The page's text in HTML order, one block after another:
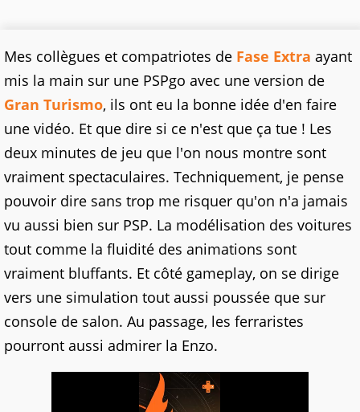
Mes collègues et compatriotes de Fase Extra ayant
mis la main sur une PSPgo avec une version de
Gran Turismo, ils ont eu la bonne idée d'en faire
une vidéo. Et que dire si ce n'est que ça tue ! Les
deux minutes de jeu que l'on nous montre sont
vraiment spectaculaires. Techniquement, je pense
pouvoir dire sans trop me risquer qu'on n'a jamais
vu aussi bien sur PSP. La modélisation des voitures
tout comme la fluidité des animations sont
vraiment bluffants. Et côté gameplay, on se dirige
vers une simulation tout aussi poussée que sur
console de salon. Au passage, les ferraristes
pourront aussi admirer la Enzo.